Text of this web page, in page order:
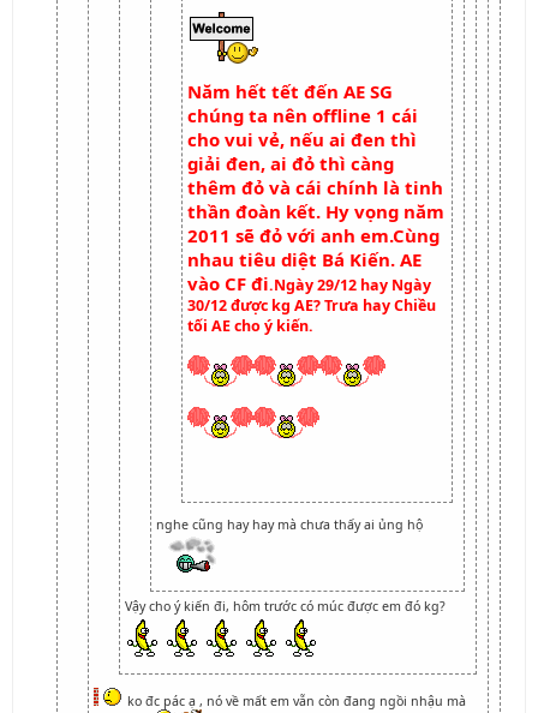
Năm hết tết đến AE SG
chúng ta nên offline 1 cái
cho vui vẻ, nếu ai đen thì
giải đen, ai đỏ thì càng
thêm đỏ và cái chính là tinh
thần đoàn kết. Hy vọng năm
2011 sẽ đỏ với anh em.Cùng
nhau tiêu diệt Bá Kiến. AE
vào CF đi.Ngày 29/12 hay Ngày
30/12 được kg AE? Trưa hay Chiều
tối AE cho ý kiến.
nghe cũng hay hay mà chưa thấy ai ủng hộ
Vậy cho ý kiến đi, hôm trước có múc được em đó kg?
ko đc pác ạ , nó về mất em vẫn còn đang ngồi nhậu mà